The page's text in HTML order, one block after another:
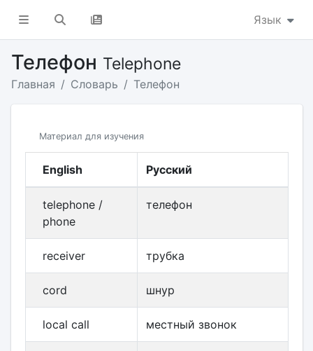
Язык
Телефон Telephone
Главная Словарь Телефон
Материал для изучения
English Русский
telephone /
phone
телефон
receiver трубка
cord шнур
local call местный звонок